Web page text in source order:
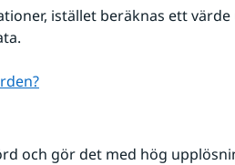
istället beräknas ett
och gör det med hög